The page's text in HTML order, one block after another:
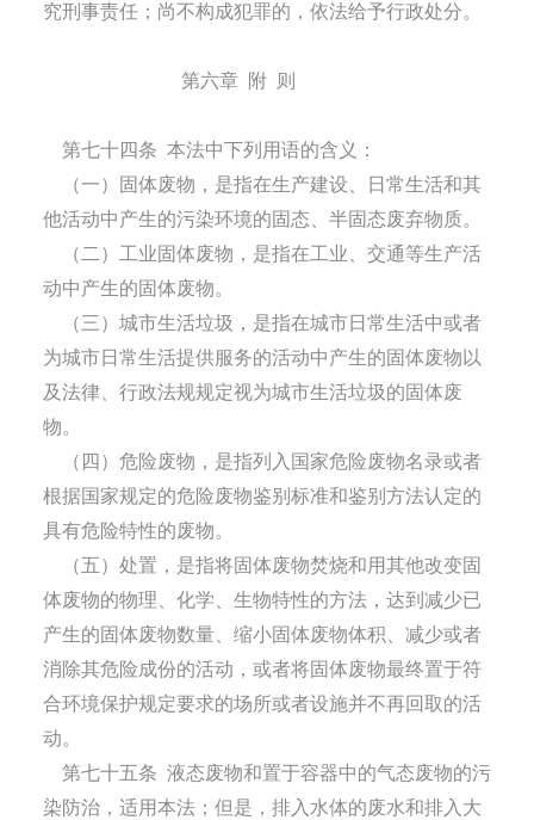
究刑事责任；尚不构成犯罪的，依法给予行政处分。
第六章 附 则
第七十四条 本法中下列用语的含义：
（一）固体废物，是指在生产建设、日常生活和其
他活动中产生的污染环境的固态、半固态废弃物质。
（二）工业固体废物，是指在工业、交通等生产活
动中产生的固体废物。
（三）城市生活垃圾，是指在城市日常生活中或者
为城市日常生活提供服务的活动中产生的固体废物以
及法律、行政法规规定视为城市生活垃圾的固体废
物。
（四）危险废物，是指列入国家危险废物名录或者
根据国家规定的危险废物鉴别标准和鉴别方法认定的
具有危险特性的废物。
（五）处置，是指将固体废物焚烧和用其他改变固
体废物的物理、化学、生物特性的方法，达到减少已
产生的固体废物数量、缩小固体废物体积、减少或者
消除其危险成份的活动，或者将固体废物最终置于符
合环境保护规定要求的场所或者设施并不再回取的活
动。
第七十五条 液态废物和置于容器中的气态废物的污
染防治，适用本法；但是，排入水体的废水和排入大